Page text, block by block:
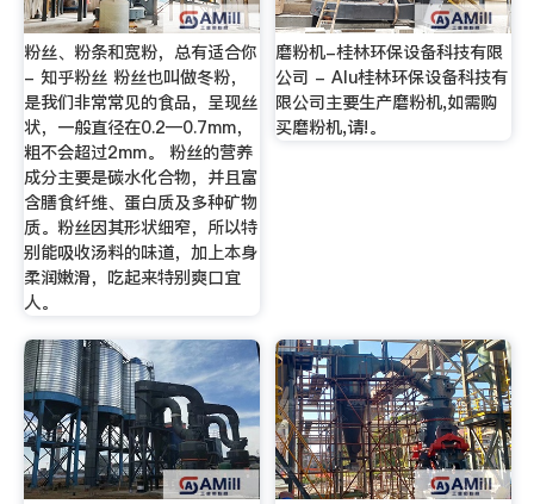
粉丝、粉条和宽粉，总有适合你
- 知乎粉丝 粉丝也叫做冬粉，
是我们非常常见的食品，呈现丝
状，一般直径在0.2—0.7mm，
粗不会超过2mm。 粉丝的营养
成分主要是碳水化合物，并且富
含膳食纤维、蛋白质及多种矿物
质。粉丝因其形状细窄，所以特
别能吸收汤料的味道，加上本身
柔润嫩滑，吃起来特别爽口宜
人。
磨粉机-桂林环保设备科技有限
公司 - Alu桂林环保设备科技有
限公司主要生产磨粉机,如需购
买磨粉机,请!。